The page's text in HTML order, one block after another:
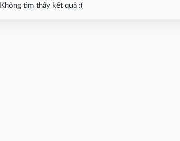
Không tìm thấy kết quả :(